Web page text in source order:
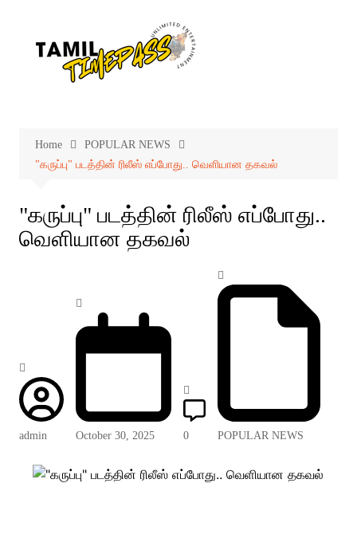
Home
POPULAR NEWS
"கருப்பு" படத்தின் ரிலீஸ் எப்போது.. வெளியான தகவல்
"கருப்பு" படத்தின் ரிலீஸ் எப்போது..
வெளியான தகவல்
admin October 30, 2025 0 POPULAR NEWS